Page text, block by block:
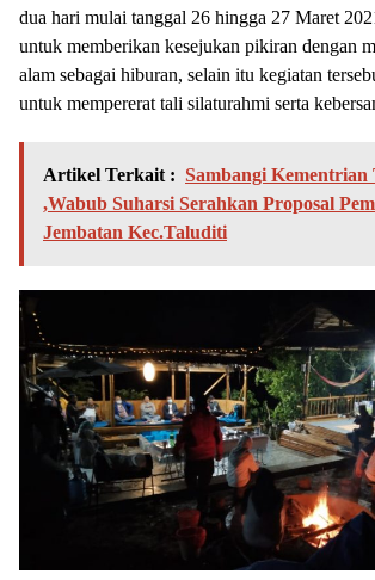
dua hari mulai tanggal 26 hingga 27 Maret
untuk memberikan kesejukan pikiran dengan
alam sebagai hiburan, selain itu kegiatan
untuk mempererat tali silaturahmi serta
Artikel Terkait : Sambangi Kementrian
,Wabub Suharsi Serahkan Proposal
Jembatan Kec.Taluditi